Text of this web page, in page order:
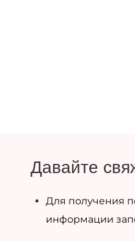
Давайте
Для получения
информации